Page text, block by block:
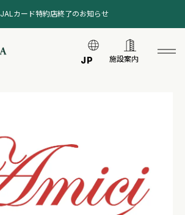
JALカード特約店終了のお知らせ
JP 施設案内